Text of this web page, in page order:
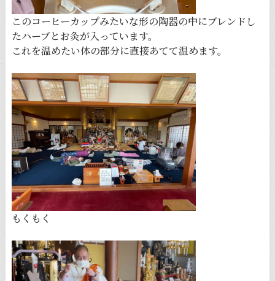
このコーヒーカップみたいな形の陶器の中にブレンドし
たハーブとお灸が入っています。
これを温めたい体の部分に直接あてて温めます。
もくもく